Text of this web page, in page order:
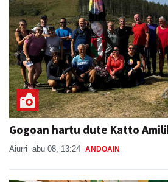
Gogoan hartu dute Katto
Aiurri abu 08, 13:24 ANDOAIN